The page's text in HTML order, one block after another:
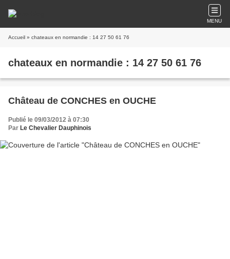
MENU
Accueil » chateaux en normandie : 14 27 50 61 76
chateaux en normandie : 14 27 50 61 76
Château de CONCHES en OUCHE
Publié le 09/03/2012 à 07:30
Par Le Chevalier Dauphinois